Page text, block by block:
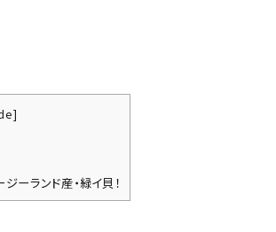
]
ーランド産・緑イ貝！